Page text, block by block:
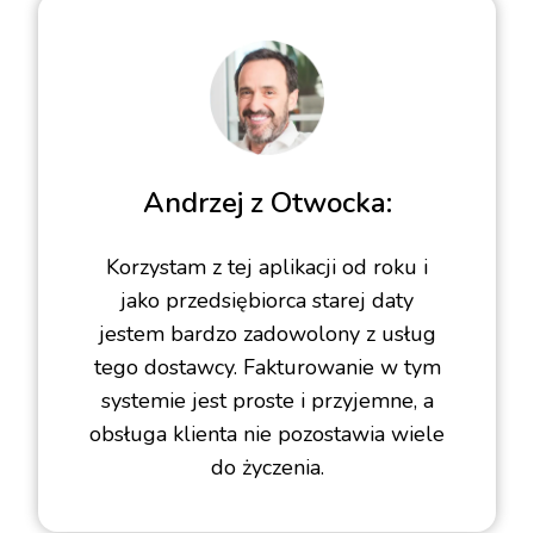
Andrzej z Otwocka:
Korzystam z tej aplikacji od roku i
jako przedsiębiorca starej daty
jestem bardzo zadowolony z usług
tego dostawcy. Fakturowanie w tym
systemie jest proste i przyjemne, a
obsługa klienta nie pozostawia wiele
do życzenia.